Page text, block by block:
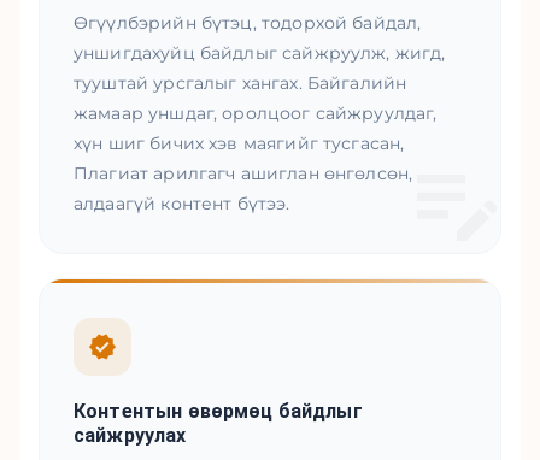
Өгүүлбэрийн бүтэц, тодорхой байдал,
уншигдахуйц байдлыг сайжруулж, жигд,
тууштай урсгалыг хангах. Байгалийн
жамаар уншдаг, оролцоог сайжруулдаг,
хүн шиг бичих хэв маягийг тусгасан,
Плагиат арилгагч ашиглан өнгөлсөн,
алдаагүй контент бүтээ.
Контентын өвөрмөц байдлыг
сайжруулах